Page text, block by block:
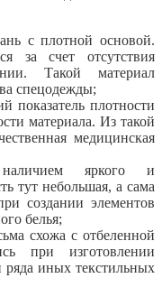
с плотной основой.
за счет отсутствия
Такой материал
спецодежды;
показатель плотности
материала. Из такой
медицинская
яркого и
тут небольшая, а сама
создании элементов
белья;
схожа с отбеленной
при изготовлении
ряда иных текстильных